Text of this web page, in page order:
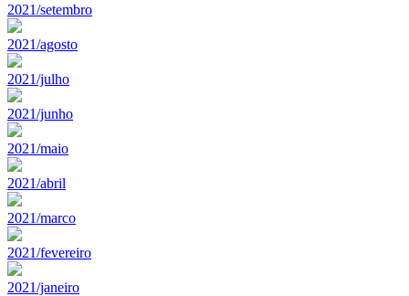
2021/setembro
2021/agosto
2021/julho
2021/junho
2021/maio
2021/abril
2021/marco
2021/fevereiro
2021/janeiro